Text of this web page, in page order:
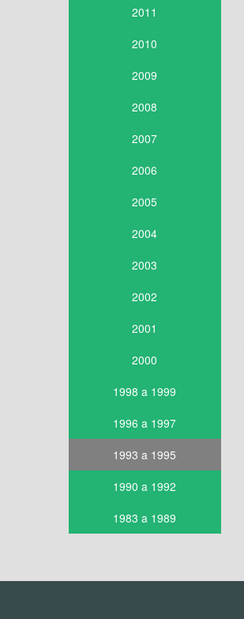
2011
2010
2009
2008
2007
2006
2005
2004
2003
2002
2001
2000
1998 a 1999
1996 a 1997
1993 a 1995
1990 a 1992
1983 a 1989